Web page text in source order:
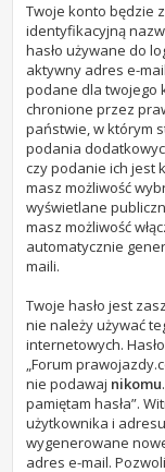
Twoje konto będzie
identyfikacyjną
hasło używane do
aktywny adres e-
podane dla twojego
chronione przez
państwie, w którym
podania
czy podanie ich jest
masz możliwość
wyświetlane
masz możliwość
automatycznie
maili.
Twoje hasło jest
nie należy używać
internetowych.
„Forum
nie podawaj nikomu
pamiętam hasła”.
użytkownika i
wygenerowane
adres e-mail.